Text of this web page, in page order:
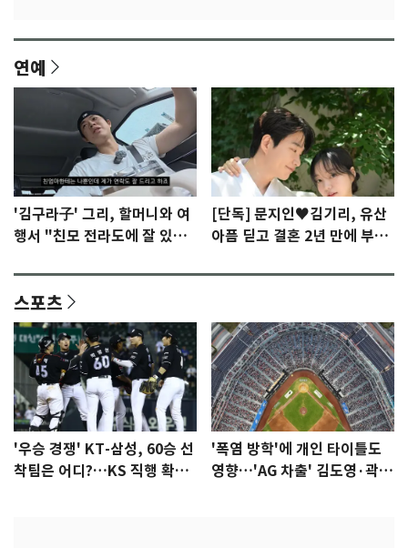
연예
'김구라子' 그리, 할머니와 여
행서 "친모 전라도에 잘 있
[단독] 문지인♥김기리, 유산
아픔 딛고 결혼 2년 만에 부모
스포츠
'우승 경쟁' KT-삼성, 60승 선
착팀은 어디?…KS 직행 확률
'폭염 방학'에 개인 타이틀도
영향…'AG 차출' 김도영·곽빈